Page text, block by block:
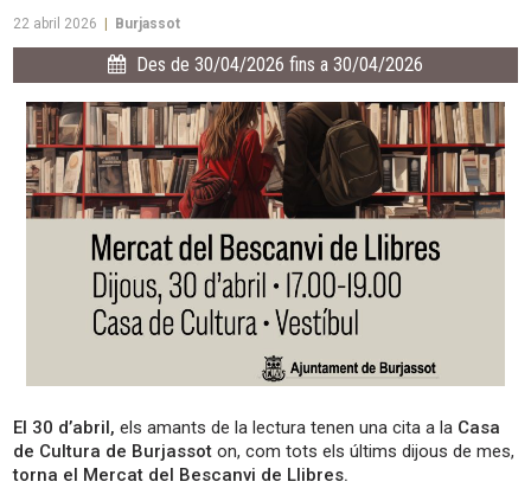
22 abril 2026 Burjassot
Des de 30/04/2026 fins a 30/04/2026
El 30 d’abril, els amants de la lectura tenen una cita a la Casa
de Cultura de Burjassot on, com tots els últims dijous de mes,
torna el Mercat del Bescanvi de Llibres.